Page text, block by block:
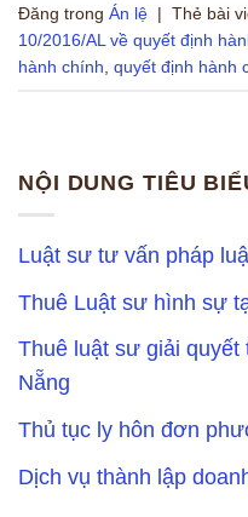
Đăng trong Án lệ | Thẻ bài
10/2016/AL về quyết định
hành chính quyết định hành
NỘI DUNG TIÊU
Luật sư tư vấn pháp
Thuê Luật sư hình sự
Thuê luật sư giải
Nẵng
Thủ tục ly hôn đơn
Dịch vụ thành lập